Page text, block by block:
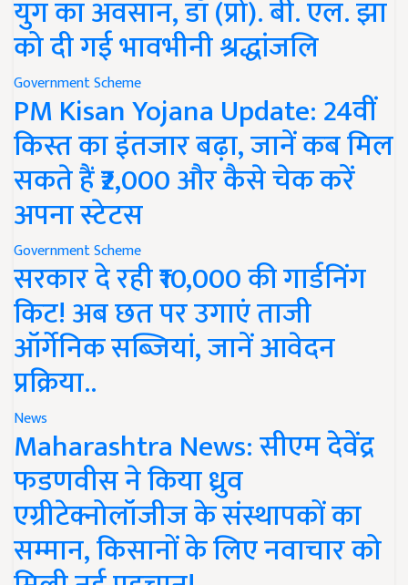
युग का अवसान, डॉ (प्रो). बी. एल. झा
को दी गई भावभीनी श्रद्धांजलि
Government Scheme
PM Kisan Yojana Update: 24वीं
किस्त का इंतजार बढ़ा, जानें कब मिल
सकते हैं ₹2,000 और कैसे चेक करें
अपना स्टेटस
Government Scheme
सरकार दे रही ₹10,000 की गार्डनिंग
किट! अब छत पर उगाएं ताजी
ऑर्गेनिक सब्जियां, जानें आवेदन
प्रक्रिया..
News
Maharashtra News: सीएम देवेंद्र
फडणवीस ने किया ध्रुव
एग्रीटेक्नोलॉजीज के संस्थापकों का
सम्मान, किसानों के लिए नवाचार को